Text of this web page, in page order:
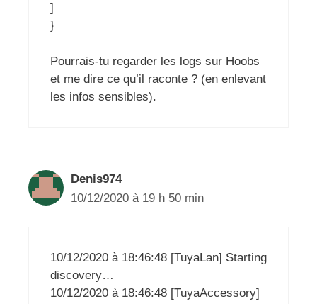
]
}
Pourrais-tu regarder les logs sur Hoobs
et me dire ce qu’il raconte ? (en enlevant
les infos sensibles).
Denis974
10/12/2020 à 19 h 50 min
10/12/2020 à 18:46:48 [TuyaLan] Starting
discovery…
10/12/2020 à 18:46:48 [TuyaAccessory]